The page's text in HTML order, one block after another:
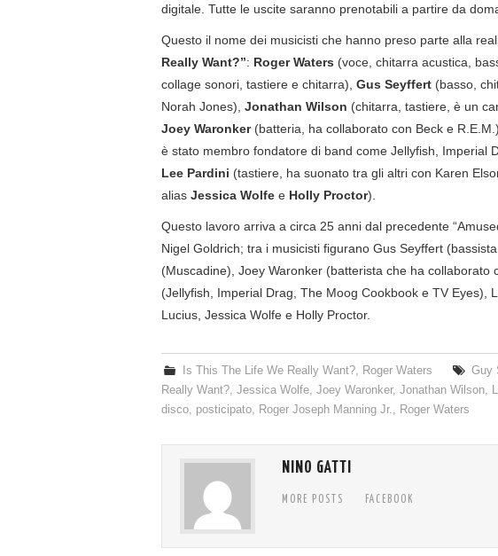
digitale. Tutte le uscite saranno prenotabili a partire da
Questo il nome dei musicisti che hanno preso parte alla
Really Want?”: Roger Waters (voce, chitarra acustica,
collage sonori, tastiere e chitarra), Gus Seyffert (basso,
Norah Jones), Jonathan Wilson (chitarra, tastiere, è un
Joey Waronker(batteria, ha collaborato con Beck e
è stato membro fondatore di band come Jellyfish, Imperial
Lee Pardini (tastiere, ha suonato tra gli altri con Karen
alias Jessica Wolfe e Holly Proctor).
Questo lavoro arriva a circa 25 anni dal precedente
Nigel Goldrich; tra i musicisti figurano Gus Seyffert
(Muscadine), Joey Waronker (batterista che ha collaborato
(Jellyfish, Imperial Drag, The Moog Cookbook e TV Eyes),
Lucius, Jessica Wolfe e Holly Proctor.
Is This The Life We Really Want? Roger Waters Guy
Really Want? Jessica Wolfe Joey Waronker, Jonathan Wilson
disco
posticipato Roger Joseph Manning Jr. Roger Waters
NINO GATTI
MORE POSTS FACEBOOK